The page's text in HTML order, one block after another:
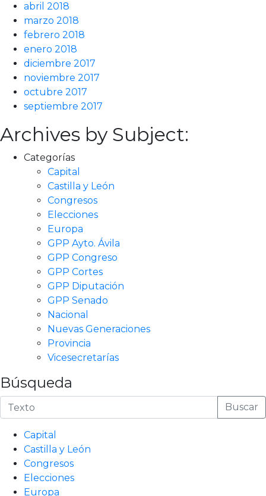
abril 2018
marzo 2018
febrero 2018
enero 2018
diciembre 2017
noviembre 2017
octubre 2017
septiembre 2017
Archives by Subject:
Categorías
Capital
Castilla y León
Congresos
Elecciones
Europa
GPP Ayto. Ávila
GPP Congreso
GPP Cortes
GPP Diputación
GPP Senado
Nacional
Nuevas Generaciones
Provincia
Vicesecretarías
Búsqueda
Buscar
Capital
Castilla y León
Congresos
Elecciones
Europa